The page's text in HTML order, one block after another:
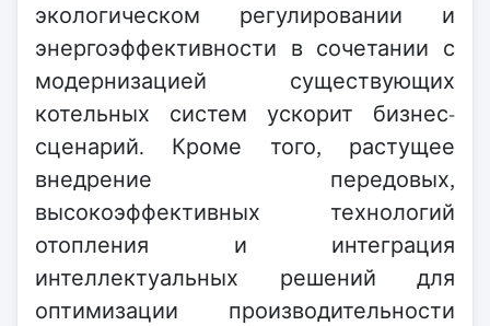
экологическом регулировании и
энергоэффективности в сочетании с
модернизацией существующих
котельных систем ускорит бизнес-
сценарий. Кроме того, растущее
внедрение передовых,
высокоэффективных технологий
отопления и интеграция
интеллектуальных решений для
оптимизации производительности